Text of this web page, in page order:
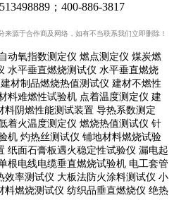
；400-886-3817
来源于合作商及网络，如有不当联系我们立即删除！
动氧指数测定仪 燃点测定仪 煤炭燃
水平垂直燃烧测试仪 水平垂直燃烧
材制品燃烧热值测试仪 建材不燃性
料难燃性试验机 点着温度测定仪 建
阴燃性能测试装置 导热系数测定
着火温度测定仪 燃烧热值测试仪 针
机 灼热丝测试仪 铺地材料燃烧试验
纸面石膏板遇火稳定性试验仪 漏电起
根电线电缆垂直燃烧试验机 电工套管
效率测试仪 大板法防火涂料测试仪 小
料燃烧测试仪 纺织品垂直燃烧仪 绝热